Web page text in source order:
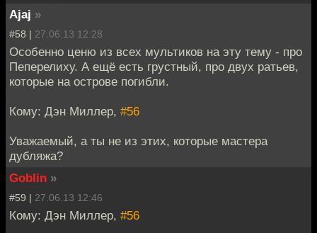
Ajaj »
#58 | 27.06.13 12:28
Особенно ценю из всех мультиков на эту тему - про
Пеперелиху. А ещё есть грустный, про двух ратьев,
которые на острове погибли.
Кому: Дэн Миллер, #56
Уважаемый, а ты не из этих, которые мастера
дубляжа?
Goblin »
#59 | 27.06.13 12:46
Кому: Дэн Миллер, #56